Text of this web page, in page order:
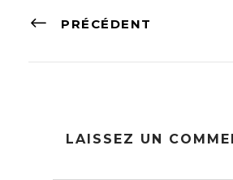
PRÉCÉDENT
LAISSEZ UN